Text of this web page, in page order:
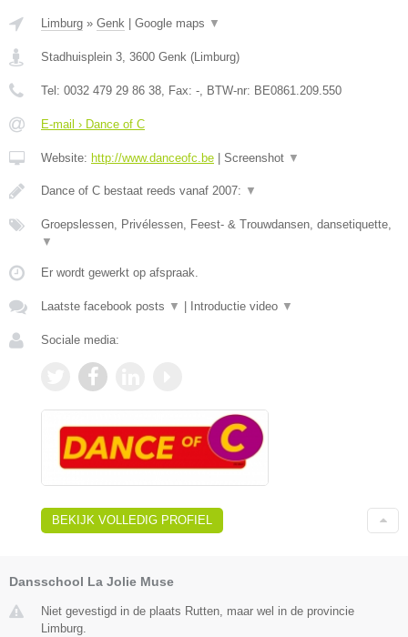
Limburg » Genk Google maps ▼
Stadhuisplein 3, 3600 Genk (Limburg)
Tel: 0032 479 29 86 38, Fax: -, BTW-nr: BE0861.209.550
E-mail › Dance of C
Website: http://www.danceofc.be Screenshot ▼
Dance of C bestaat reeds vanaf 2007: ▼
Groepslessen, Privélessen, Feest- & Trouwdansen, dansetiquette,
▼
Er wordt gewerkt op afspraak.
Laatste facebook posts ▼ Introductie video ▼
Sociale media:
BEKIJK VOLLEDIG PROFIEL
Dansschool La Jolie Muse
Niet gevestigd in de plaats Rutten, maar wel in de provincie
Limburg.